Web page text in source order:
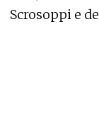
Scrosoppi e